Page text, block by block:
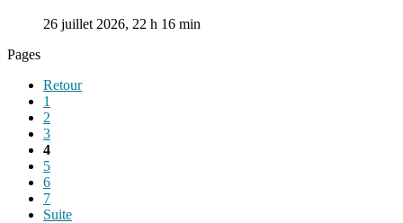
26 juillet 2026, 22 h 16 min
Pages
Retour
1
2
3
4
5
6
7
Suite